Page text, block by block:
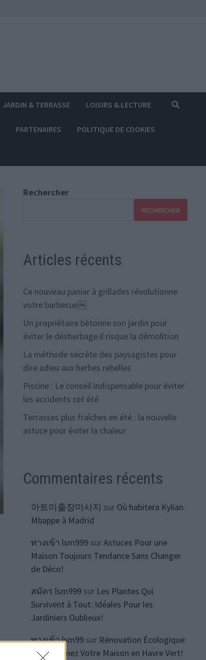
JARDIN & TERRASSE LOISIRS & LECTURE
PARTENAIRES POLITIQUE DE COOKIES
Rechercher
RECHERCHER
Articles récents
Ce nouveau panier à grillades révolutionne
votre barbecue￼
Un propriétaire bétonne son jardin pour
éviter le désherbage il risque la démolition
La méthode secrète des paysagistes pour
dire adieu aux herbes rebelles
Piscine : Le conseil indispensable pour éviter
les accidents cet été
Terrasses plus fraîches en été : la nouvelle
astuce pour éviter la chaleur
Commentaires récents
아트미출장마사지 sur Où habitera Kylian
Mbappe à Madrid
ทางเข้า lsm999surAstuces Pour une
Maison Toujours Tendance Sans Changer
de Déco!
สมัคร lsm999sur Les Plantes Qui
Survivent à Tout: Idéales Pour les
Jardiniers Oublieux!
ทางเข้า lsm99sur Rénovation Écologique:
Transformez Votre Maison en Havre Vert!